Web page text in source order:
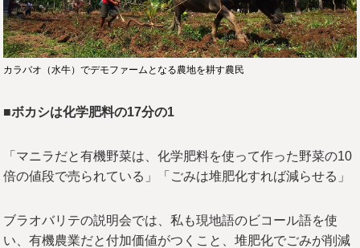
カラバオ（水牛）でデモファームとなる農地を耕す農民
■ボカシは化学肥料の17分の1
「マニラだと有機野菜は、化学肥料を使って作った野菜の10
倍の値段で売られている」「ごみは堆肥化すれば減らせる」
ブラオバリテの説明会では、私も現地語のビコール語を使
い、有機農業だと付加価値がつくこと、堆肥化でごみが削減